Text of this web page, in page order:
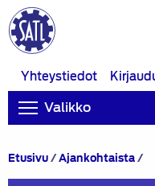
Yhteystiedot
Valikko
Etusivu/Ajankohtaista/